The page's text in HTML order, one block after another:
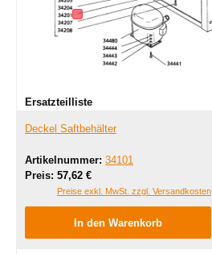
Ersatzteilliste
Deckel Saftbehälter
Artikelnummer: 34101
Preis: Regulärer Preis:
57,62 €
Preise exkl. MwSt. zzgl. Versandkosten
In den Warenkorb